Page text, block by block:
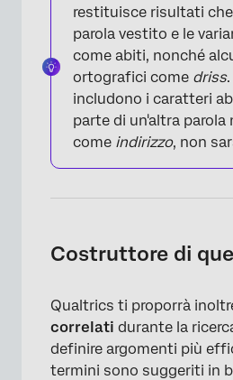
restituisce risultati
parola vestito e le
come abiti, nonché
ortografici come driss
includono i caratteri
parte di un'altra parola
come indirizzo, non
Costruttore di
Qualtrics ti proporrà
correlati durante la
definire argomenti più
termini sono suggeriti in